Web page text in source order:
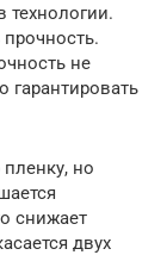
не
гарантировать
но
снижает
двух